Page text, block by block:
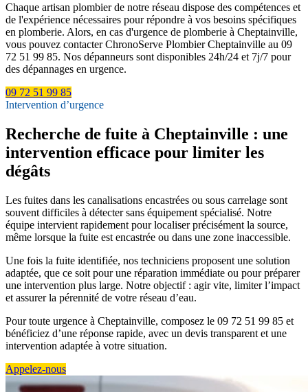
Chaque artisan plombier de notre réseau dispose des compétences et
de l'expérience nécessaires pour répondre à vos besoins spécifiques
en plomberie. Alors, en cas d'urgence de plomberie à Cheptainville,
vous pouvez contacter ChronoServe Plombier Cheptainville au 09
72 51 99 85. Nos dépanneurs sont disponibles 24h/24 et 7j/7 pour
des dépannages en urgence.
09 72 51 99 85
Intervention d’urgence
Recherche de fuite à Cheptainville : une
intervention efficace pour limiter les
dégâts
Les fuites dans les canalisations encastrées ou sous carrelage sont
souvent difficiles à détecter sans équipement spécialisé. Notre
équipe intervient rapidement pour localiser précisément la source,
même lorsque la fuite est encastrée ou dans une zone inaccessible.
Une fois la fuite identifiée, nos techniciens proposent une solution
adaptée, que ce soit pour une réparation immédiate ou pour préparer
une intervention plus large. Notre objectif : agir vite, limiter l’impact
et assurer la pérennité de votre réseau d’eau.
Pour toute urgence à Cheptainville, composez le 09 72 51 99 85 et
bénéficiez d’une réponse rapide, avec un devis transparent et une
intervention adaptée à votre situation.
Appelez-nous